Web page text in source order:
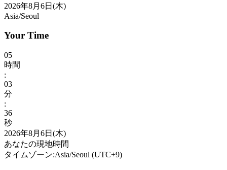
2026年8月6日(木)
Asia/Seoul
Your Time
05
時間
:
03
分
:
38
秒
2026年8月6日(木)
あなたの現地時間
タイムゾーン:Asia/Seoul (UTC+9)